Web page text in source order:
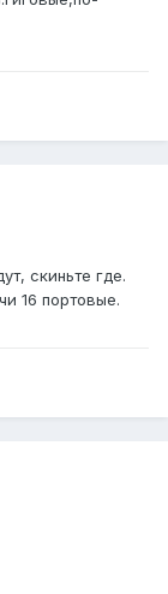
скиньте где.
16 портовые.